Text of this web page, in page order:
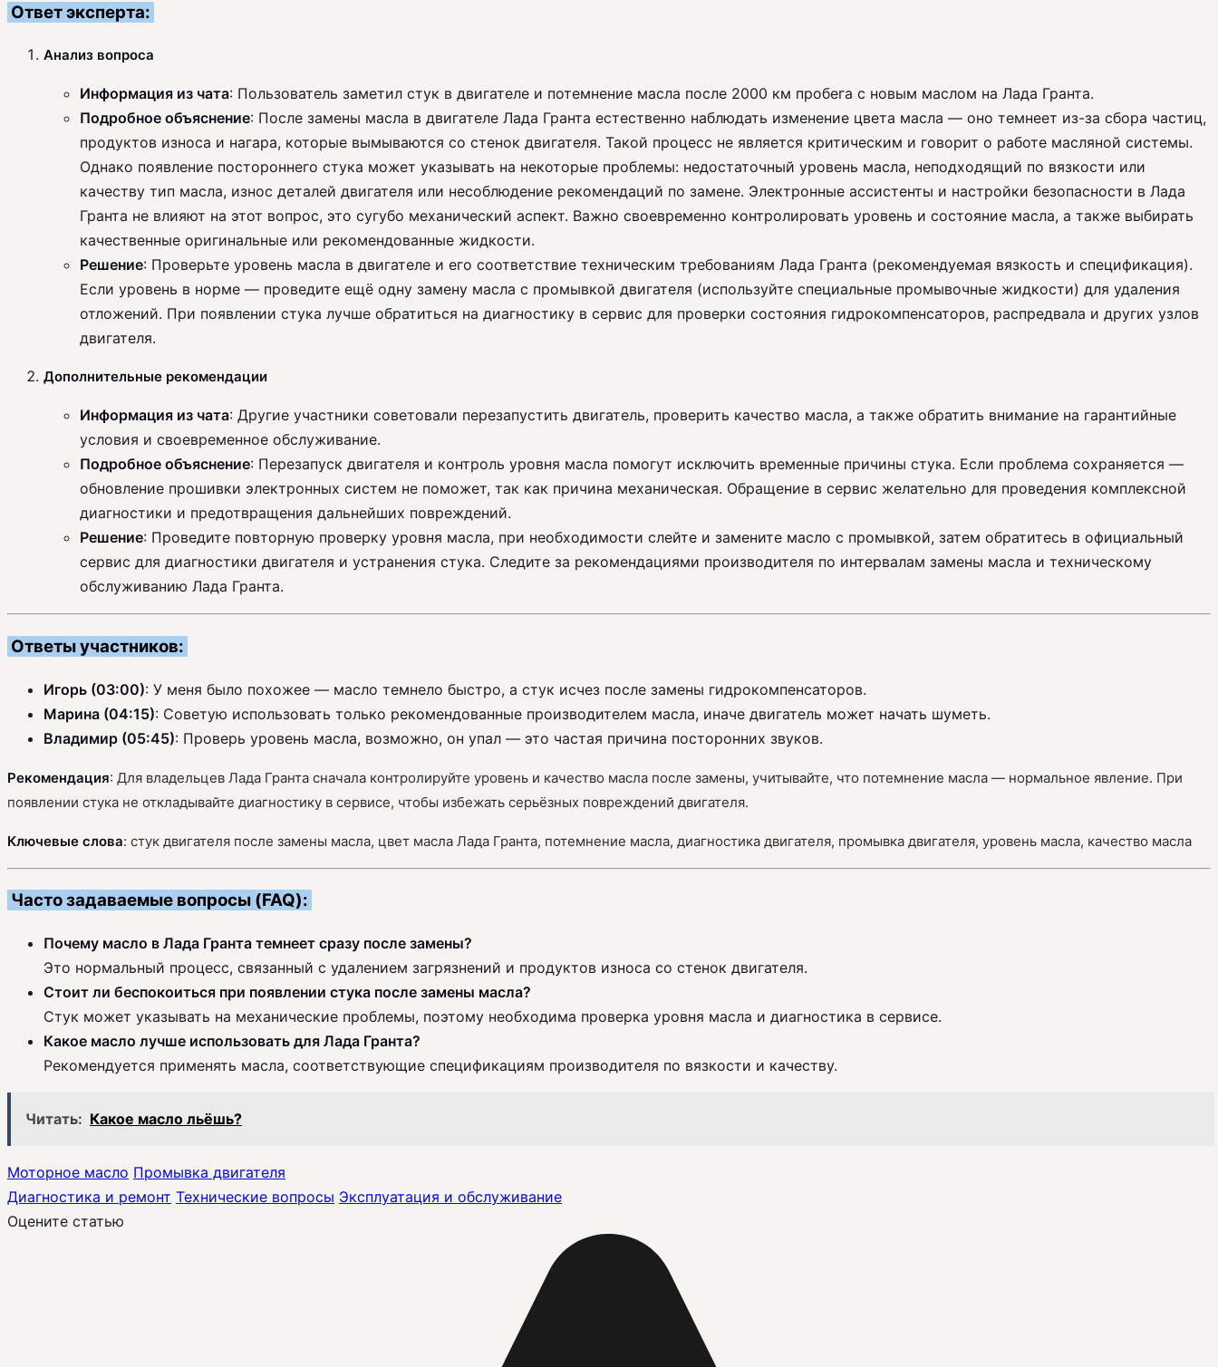
Ответ эксперта:
Анализ вопроса
Информация из чата: Пользователь заметил стук в двигателе и потемнение масла после 2000 км пробега с новым маслом на Лада Гранта.
Подробное объяснение: После замены масла в двигателе Лада Гранта естественно наблюдать изменение цвета масла — оно темнеет из-за сбора частиц,
продуктов износа и нагара, которые вымываются со стенок двигателя. Такой процесс не является критическим и говорит о работе масляной системы.
Однако появление постороннего стука может указывать на некоторые проблемы: недостаточный уровень масла, неподходящий по вязкости или
качеству тип масла, износ деталей двигателя или несоблюдение рекомендаций по замене. Электронные ассистенты и настройки безопасности в Лада
Гранта не влияют на этот вопрос, это сугубо механический аспект. Важно своевременно контролировать уровень и состояние масла, а также выбирать
качественные оригинальные или рекомендованные жидкости.
Решение: Проверьте уровень масла в двигателе и его соответствие техническим требованиям Лада Гранта (рекомендуемая вязкость и спецификация).
Если уровень в норме — проведите ещё одну замену масла с промывкой двигателя (используйте специальные промывочные жидкости) для удаления
отложений. При появлении стука лучше обратиться на диагностику в сервис для проверки состояния гидрокомпенсаторов, распредвала и других узлов
двигателя.
Дополнительные рекомендации
Информация из чата: Другие участники советовали перезапустить двигатель, проверить качество масла, а также обратить внимание на гарантийные
условия и своевременное обслуживание.
Подробное объяснение: Перезапуск двигателя и контроль уровня масла помогут исключить временные причины стука. Если проблема сохраняется —
обновление прошивки электронных систем не поможет, так как причина механическая. Обращение в сервис желательно для проведения комплексной
диагностики и предотвращения дальнейших повреждений.
Решение: Проведите повторную проверку уровня масла, при необходимости слейте и замените масло с промывкой, затем обратитесь в официальный
сервис для диагностики двигателя и устранения стука. Следите за рекомендациями производителя по интервалам замены масла и техническому
обслуживанию Лада Гранта.
Ответы участников:
Игорь (03:00): У меня было похожее — масло темнело быстро, а стук исчез после замены гидрокомпенсаторов.
Марина (04:15): Советую использовать только рекомендованные производителем масла, иначе двигатель может начать шуметь.
Владимир (05:45): Проверь уровень масла, возможно, он упал — это частая причина посторонних звуков.
Рекомендация: Для владельцев Лада Гранта сначала контролируйте уровень и качество масла после замены, учитывайте, что потемнение масла — нормальное явление. При
появлении стука не откладывайте диагностику в сервисе, чтобы избежать серьёзных повреждений двигателя.
Ключевые слова: стук двигателя после замены масла, цвет масла Лада Гранта, потемнение масла, диагностика двигателя, промывка двигателя, уровень масла, качество масла
Часто задаваемые вопросы (FAQ):
Почему масло в Лада Гранта темнеет сразу после замены?
Это нормальный процесс, связанный с удалением загрязнений и продуктов износа со стенок двигателя.
Стоит ли беспокоиться при появлении стука после замены масла?
Стук может указывать на механические проблемы, поэтому необходима проверка уровня масла и диагностика в сервисе.
Какое масло лучше использовать для Лада Гранта?
Рекомендуется применять масла, соответствующие спецификациям производителя по вязкости и качеству.
Читать: Какое масло льёшь?
Моторное масло Промывка двигателя
Диагностика и ремонт Технические вопросы Эксплуатация и обслуживание
Оцените статью